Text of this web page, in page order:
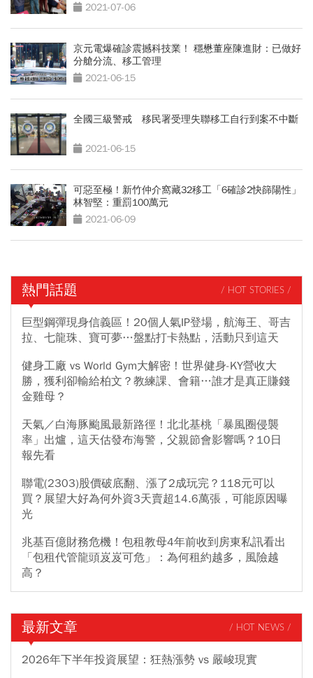
2021-07-06
京元電爆確診震撼科技業！ 穩懋董座陳進財：已做好
分艙分流、移工管理
2021-06-15
全國三級警戒 移民署受理失聯移工自行到案不中斷
2021-06-15
可惡至極！新竹仲介窩藏32移工「6確診2快篩陽性」
林智堅：重罰100萬元
2021-06-09
熱門話題 / HOT STORIES /
巨型鋼彈現身信義區！20個人氣IP登場，航海王、哥吉
拉、七龍珠、寶可夢…盤點打卡熱點，活動只到這天
健身工廠 vs World Gym大解密！世界健身-KY營收大
勝，獲利卻輸給柏文？教練課、會籍…誰才是真正賺錢
金雞母？
天氣／白海豚颱風最新路徑！北北基桃「暴風圈侵襲
率」出爐，這天估發布海警，父親節會影響嗎？10日
報先看
聯電(2303)股價破底翻、漲了2成玩完？118元可以
買？展望大好為何外資3天賣超14.6萬張，可能原因曝
光
兆基百億財務危機！包租教母4年前收到房東私訊看出
「包租代管龍頭岌岌可危」：為何租約越多，風險越
高？
最新文章 / HOT NEWS /
2026年下半年投資展望：狂熱漲勢 vs 嚴峻現實